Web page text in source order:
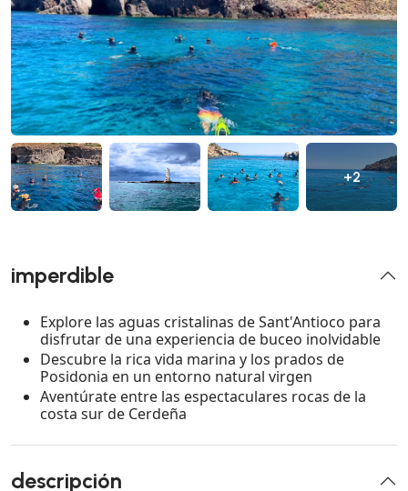
+2
imperdible
Explore las aguas cristalinas de Sant'Antioco para
disfrutar de una experiencia de buceo inolvidable
Descubre la rica vida marina y los prados de
Posidonia en un entorno natural virgen
Aventúrate entre las espectaculares rocas de la
costa sur de Cerdeña
descripción